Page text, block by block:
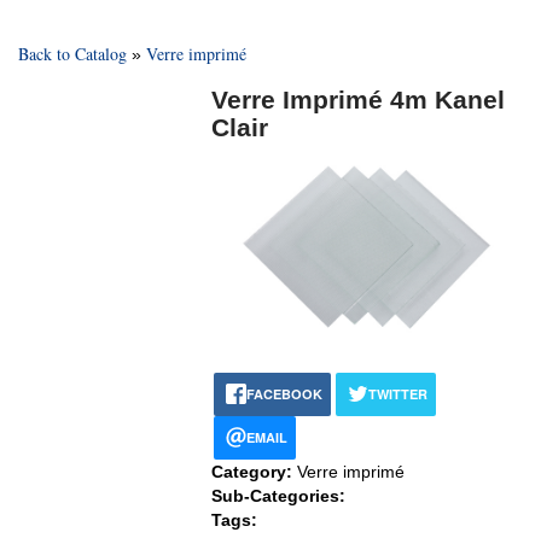
Back to Catalog Verre imprimé
Verre Imprimé 4m Kanel
Clair
FACEBOOK TWITTER
EMAIL
Category: Verre imprimé
Sub-Categories:
Tags: